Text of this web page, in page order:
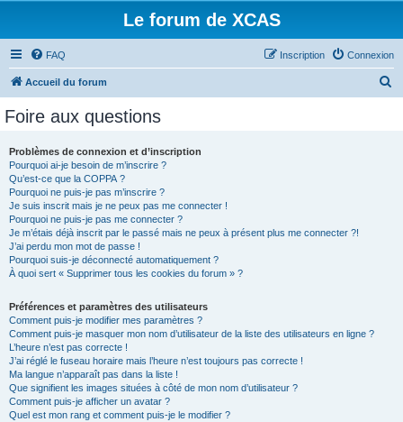
Le forum de XCAS
FAQ Connexion
Inscription
Accueil du forum
Foire aux questions
Problèmes de connexion et d’inscription
Pourquoi ai-je besoin de m’inscrire ?
Qu’est-ce que la COPPA ?
Pourquoi ne puis-je pas m’inscrire ?
Je suis inscrit mais je ne peux pas me connecter !
Pourquoi ne puis-je pas me connecter ?
Je m’étais déjà inscrit par le passé mais ne peux à présent plus me connecter ?!
J’ai perdu mon mot de passe !
Pourquoi suis-je déconnecté automatiquement ?
À quoi sert « Supprimer tous les cookies du forum » ?
Préférences et paramètres des utilisateurs
Comment puis-je modifier mes paramètres ?
Comment puis-je masquer mon nom d’utilisateur de la liste des utilisateurs en ligne ?
L’heure n’est pas correcte !
J’ai réglé le fuseau horaire mais l’heure n’est toujours pas correcte !
Ma langue n’apparaît pas dans la liste !
Que signifient les images situées à côté de mon nom d’utilisateur ?
Comment puis-je afficher un avatar ?
Quel est mon rang et comment puis-je le modifier ?